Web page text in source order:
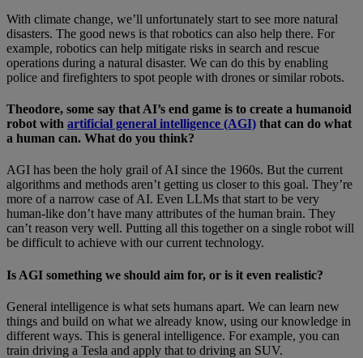
With climate change, we’ll unfortunately start to see more natural
disasters. The good news is that robotics can also help there. For
example, robotics can help mitigate risks in search and rescue
operations during a natural disaster. We can do this by enabling
police and firefighters to spot people with drones or similar robots.
Theodore, some say that AI’s end game is to create a humanoid
robot with artificial general intelligence (AGI) that can do what
a human can. What do you think?
AGI has been the holy grail of AI since the 1960s. But the current
algorithms and methods aren’t getting us closer to this goal. They’re
more of a narrow case of AI. Even LLMs that start to be very
human-like don’t have many attributes of the human brain. They
can’t reason very well. Putting all this together on a single robot will
be difficult to achieve with our current technology.
Is AGI something we should aim for, or is it even realistic?
General intelligence is what sets humans apart. We can learn new
things and build on what we already know, using our knowledge in
different ways. This is general intelligence. For example, you can
train driving a Tesla and apply that to driving an SUV.